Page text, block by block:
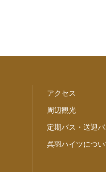
アクセス
周辺観光
定期バス・送迎バ
呉羽ハイツについ